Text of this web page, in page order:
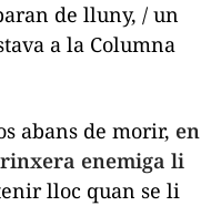
de lluny, / un
a la Columna
abans de morir, en
enemiga li
lloc quan se li